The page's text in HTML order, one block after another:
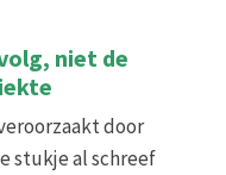
niet de
door
stukje al schreef